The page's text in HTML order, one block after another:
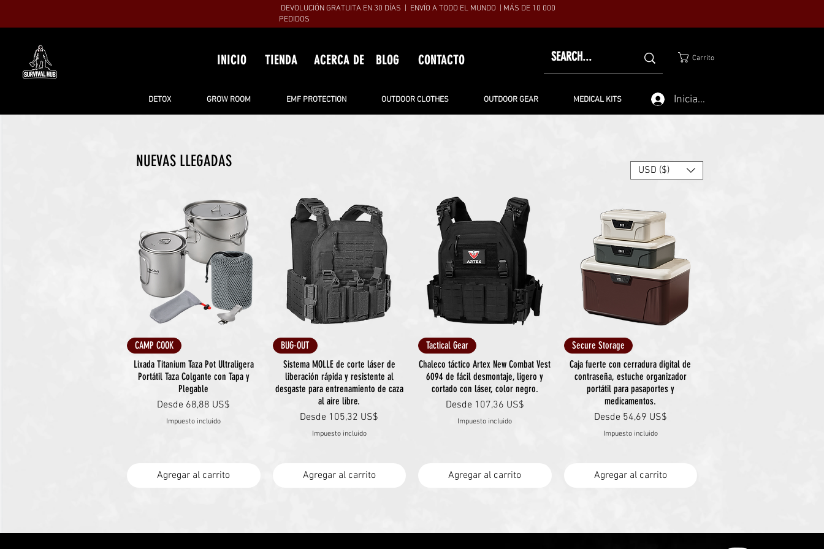
DEVOLUCIÓN GRATUITA EN 30 DÍAS | ENVÍO A TODO EL MUNDO | MÁS DE 10 000
PEDIDOS
INICIO TIENDA ACERCA DE BLOG CONTACTO Carrito
DETOX GROW ROOM EMF PROTECTION OUTDOOR CLOTHES OUTDOOR GEAR MEDICAL KITS Iniciar sesión
NUEVAS LLEGADAS
Vista rápida
CAMP COOK
Lixada Titanium Taza Pot Ultraligera
Portátil Taza Colgante con Tapa y
Plegable
Desde 68,88 US$
Precio de oferta
Impuesto incluido
Agregar al carrito
Vista rápida
BUG-OUT
Sistema MOLLE de corte láser de
liberación rápida y resistente al
desgaste para entrenamiento de caza
al aire libre.
Desde 105,32 US$
Precio de oferta
Impuesto incluido
Agregar al carrito
Vista rápida
Tactical Gear
Chaleco táctico Artex New Combat Vest
6094 de fácil desmontaje, ligero y
cortado con láser, color negro.
Desde 107,36 US$
Precio de oferta
Impuesto incluido
Agregar al carrito
Vista rápida
Secure Storage
Caja fuerte con cerradura digital de
contraseña, estuche organizador
portátil para pasaportes y
medicamentos.
Desde 54,69 US$
Precio de oferta
Impuesto incluido
Agregar al carrito
USD ($)